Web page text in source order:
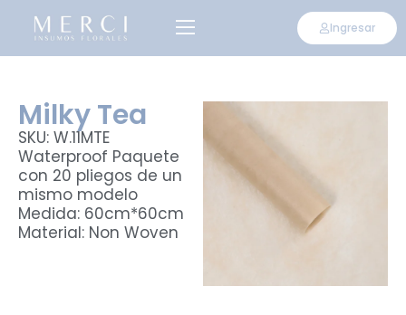
Ingresar
Milky Tea
SKU: W.11MTE
Waterproof Paquete
con 20 pliegos de un
mismo modelo
Medida: 60cm*60cm
Material: Non Woven